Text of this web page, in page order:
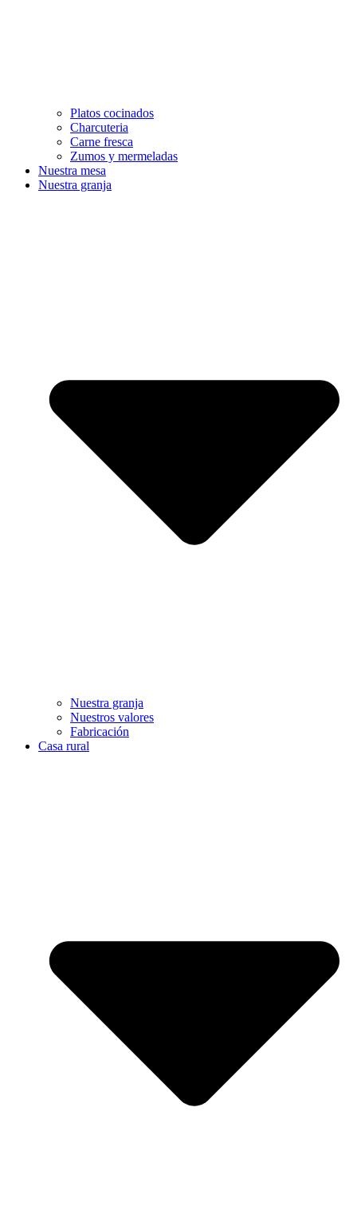
Platos cocinados
Charcuteria
Carne fresca
Zumos y mermeladas
Nuestra mesa
Nuestra granja
Nuestra granja
Nuestros valores
Fabricación
Casa rural